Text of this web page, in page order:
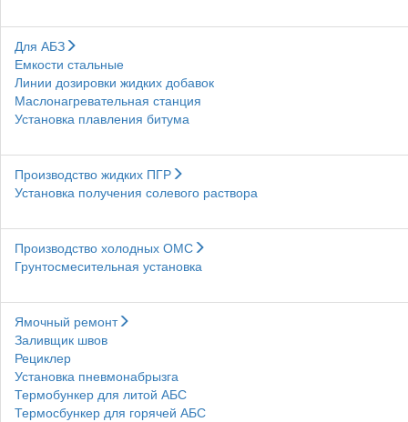
Для АБЗ
Емкости стальные
Линии дозировки жидких добавок
Маслонагревательная станция
Установка плавления битума
Производство жидких ПГР
Установка получения солевого раствора
Производство холодных ОМС
Грунтосмесительная установка
Ямочный ремонт
Заливщик швов
Рециклер
Установка пневмонабрызга
Термобункер для литой АБС
Термосбункер для горячей АБС